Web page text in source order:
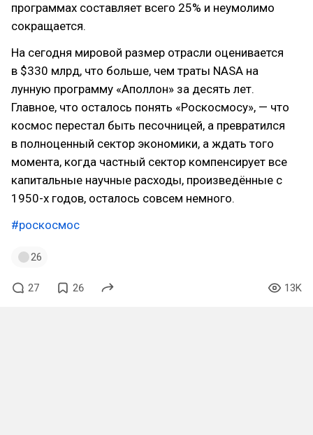
программах составляет всего 25% и неумолимо
сокращается.
На сегодня мировой размер отрасли оценивается
в $330 млрд, что больше, чем траты NASA на
лунную программу «Аполлон» за десять лет.
Главное, что осталось понять «Роскосмосу», — что
космос перестал быть песочницей, а превратился
в полноценный сектор экономики, а ждать того
момента, когда частный сектор компенсирует все
капитальные научные расходы, произведённые с
1950-х годов, осталось совсем немного.
#роскосмос
26
27 26 13K